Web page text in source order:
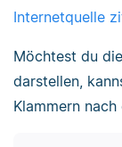
Internetquelle
Möchtest du
darstellen,
Klammern